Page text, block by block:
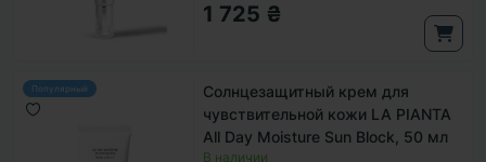
1 725 ₴
Популярный
Солнцезащитный крем для
чувствительной кожи LA PIANTA
All Day Moisture Sun Block, 50 мл
В наличии